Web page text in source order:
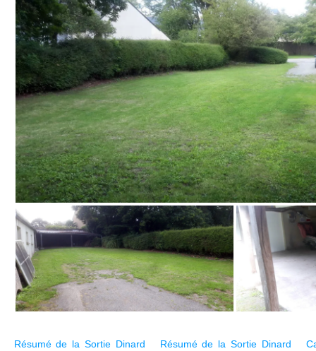
Résumé de la Sortie Dinard
Résumé de la Sortie Dinard